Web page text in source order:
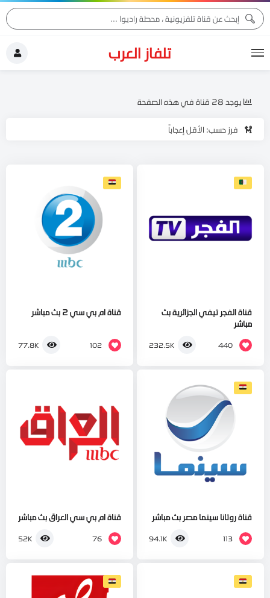
تلفاز العرب
فرز حسب: الأقل إعجاباً
يوجد 28 قناة في هذه الصفحة
قناة الفجر تيفي الجزائرية بث
مباشر
440
232.5K
قناة ام بي سي 2 بث مباشر
102
77.8K
قناة روتانا سينما مصر بث مباشر
113
94.1K
قناة ام بي سي العراق بث مباشر
76
52K